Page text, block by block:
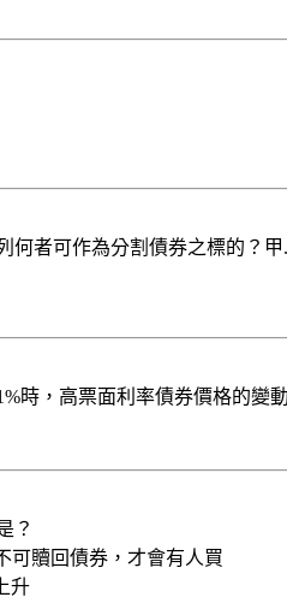
何者可作為分割債券之標的？
時，高票面利率債券價格的變
？
可贖回債券，才會有人買
升